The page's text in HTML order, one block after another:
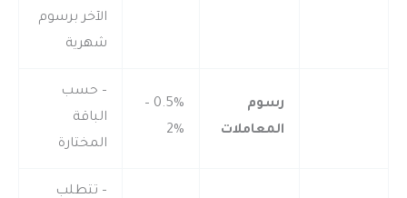
الآخر برسوم
شهرية
رسوم
المعاملات
0.5% –
2%
– حسب
الباقة
المختارة
– تتطلب